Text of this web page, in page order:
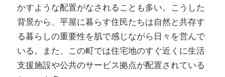
かすような配置がなされることも多い。こうした
背景から、平屋に暮らす住民たちは自然と共存す
る暮らしの重要性を肌で感じながら日々を営んで
いる。また、この町では住宅地のすぐ近くに生活
支援施設や公共のサービス拠点が配置されている